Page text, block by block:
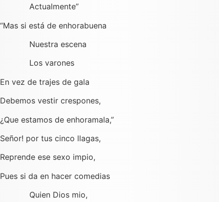
Actualmente”
“Mas si está de enhorabuena
Nuestra escena
Los varones
En vez de trajes de gala
Debemos vestir crespones,
¿Que estamos de enhoramala,”
Señor! por tus cinco llagas,
Reprende ese sexo impio,
Pues si da en hacer comedias
Quien Dios mio,